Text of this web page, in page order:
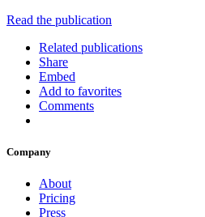
Read the publication
Related publications
Share
Embed
Add to favorites
Comments
Company
About
Pricing
Press